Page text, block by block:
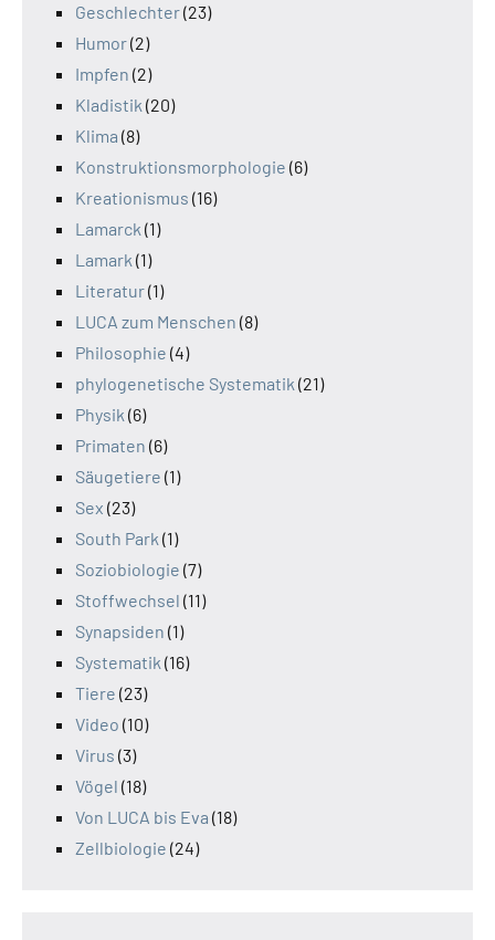
Geschlechter(23)
Humor(2)
Impfen (2)
Kladistik (20)
Klima (8)
Konstruktionsmorphologie (6)
Kreationismus (16)
Lamarck (1)
Lamark (1)
Literatur(1)
LUCA zum Menschen (8)
Philosophie (4)
phylogenetische Systematik (21)
Physik (6)
Primaten (6)
Säugetiere (1)
Sex (23)
South Park (1)
Soziobiologie (7)
Stoffwechsel (11)
Synapsiden (1)
Systematik (16)
Tiere (23)
Video (10)
Virus (3)
Vögel (18)
Von LUCA bis Eva (18)
Zellbiologie (24)